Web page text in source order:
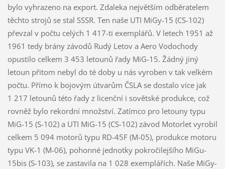
bylo vyhrazeno na export. Zdaleka největším odběratelem
těchto strojů se stal SSSR. Ten naše UTI MiGy-15 (CS-102)
převzal v počtu celých 1 417-ti exemplářů. V letech 1951 až
1961 tedy brány závodů Rudý Letov a Aero Vodochody
opustilo celkem 3 453 letounů řady MiG-15. Žádný jiný
letoun přitom nebyl do té doby u nás vyroben v tak velkém
počtu. Přímo k bojovým útvarům ČSLA se dostalo více jak
1 217 letounů této řady z licenční i sovětské produkce, což
rovněž bylo rekordní množství. Zatímco pro letouny typu
MiG-15 (S-102) a UTI MiG-15 (CS-102) závod Motorlet vyrobil
celkem 5 094 motorů typu RD-45F (M-05), produkce motoru
typu VK-1 (M-06), pohonné jednotky pokročilejšího MiGu-
15bis (S-103), se zastavila na 1 028 exemplářích. Naše MiGy-